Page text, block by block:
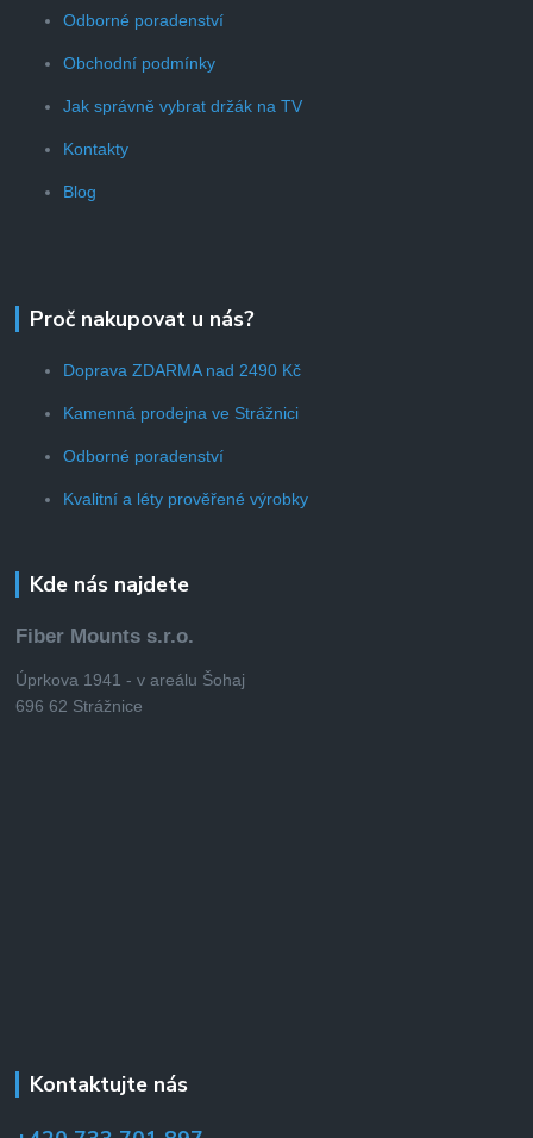
Odborné poradenství
Obchodní podmínky
Jak správně vybrat držák na TV
Kontakty
Blog
Proč nakupovat u nás?
Doprava ZDARMA nad 2490 Kč
Kamenná prodejna ve Strážnici
Odborné poradenství
Kvalitní a léty prověřené výrobky
Kde nás najdete
Fiber Mounts s.r.o.
Úprkova 1941 - v areálu Šohaj
696 62 Strážnice
Kontaktujte nás